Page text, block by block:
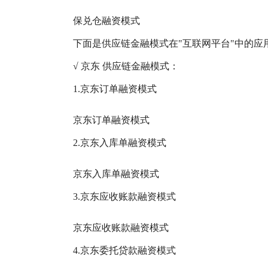
保兑仓融资模式
下面是供应链金融模式在"互联网平台"中的应
√ 京东 供应链金融模式：
1.京东订单融资模式
京东订单融资模式
2.京东入库单融资模式
京东入库单融资模式
3.京东应收账款融资模式
京东应收账款融资模式
4.京东委托贷款融资模式